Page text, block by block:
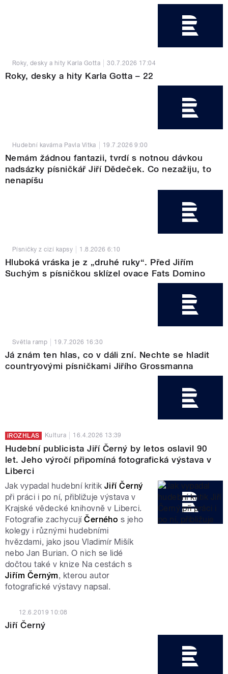
Roky, desky a hity Karla Gotta 30.7.2026 17:04
Roky, desky a hity Karla Gotta – 22
Hudební kavárna Pavla Vítka 19.7.2026 9:00
Nemám žádnou fantazii, tvrdí s notnou dávkou
nadsázky písničkář Jiří Dědeček. Co nezažiju, to
nenapíšu
Písničky z cizí kapsy 1.8.2026 6:10
Hluboká vráska je z „druhé ruky“. Před Jiřím
Suchým s písničkou sklízel ovace Fats Domino
Světla ramp 19.7.2026 16:30
Já znám ten hlas, co v dáli zní. Nechte se hladit
countryovými písničkami Jiřího Grossmanna
IROZHLAS Kultura 16.4.2026 13:39
Hudební publicista Jiří Černý by letos oslavil 90
let. Jeho výročí připomíná fotografická výstava v
Liberci
Jak vypadal hudební kritik Jiří Černý
při práci i po ní, přibližuje výstava v
Krajské vědecké knihovně v Liberci.
Fotografie zachycujíČerného s jeho
kolegy i různými hudebními
hvězdami, jako jsou Vladimír Mišík
nebo Jan Burian. O nich se lidé
dočtou také v knize Na cestách s
Jiřím Černým, kterou autor
fotografické výstavy napsal.
12.6.2019 10:08
Jiří Černý